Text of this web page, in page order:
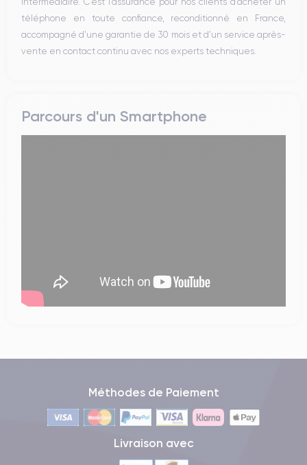
téléphone en toute confiance, reconditionné en France,
accompagné d’une garantie de 30 mois et d’un service après-
vente en contact continu avec nos experts techniques.
Parcours d'un Smartphone
Méthodes de Paiement
Livraison avec